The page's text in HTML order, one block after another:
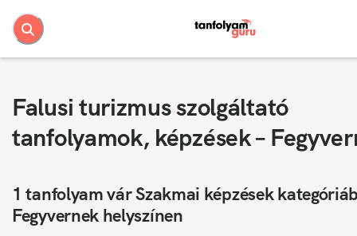
Falusi turizmus szolgáltató
tanfolyamok, képzések –
1 tanfolyam vár Szakmai képzések
Fegyvernek helyszínen